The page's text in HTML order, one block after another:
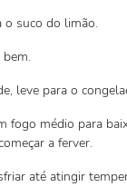
o suco do limão.
leve para o
fogo médio para
a ferver.
até atingir